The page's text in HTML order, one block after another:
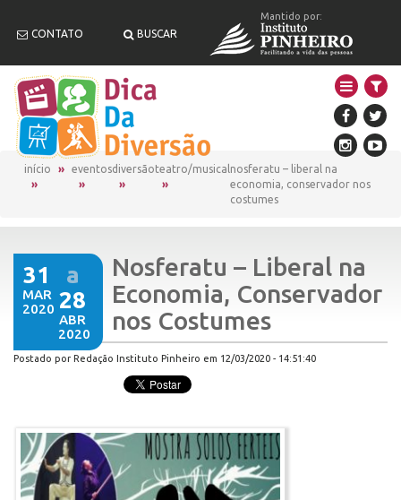
CONTATO BUSCAR
Mantido por:
início eventosdiversãoteatro/musical nosferatu – liberal na
economia, conservador nos
costumes
31
MAR
2020
a
28
ABR
2020
Nosferatu – Liberal na
Economia, Conservador
nos Costumes
Postado por Redação Instituto Pinheiro em 12/03/2020 - 14:51:40